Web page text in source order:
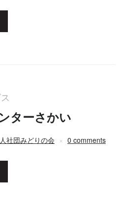
ターさかい
社団みどりの会 0 comments